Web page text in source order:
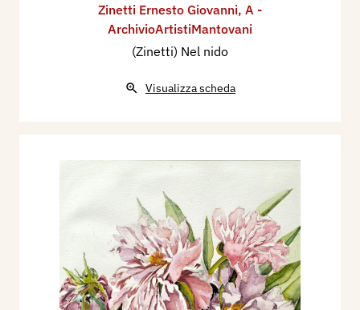
Zinetti Ernesto Giovanni, A -
ArchivioArtistiMantovani
(Zinetti) Nel nido
Visualizza scheda